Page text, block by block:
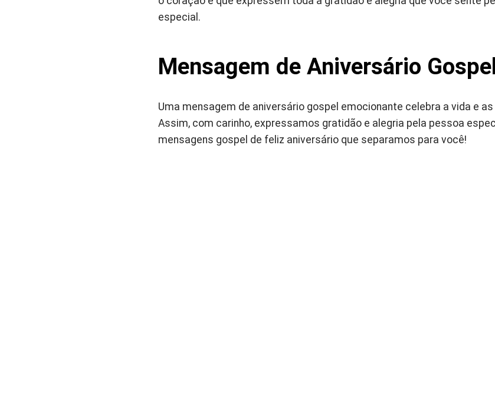
especial.
Mensagem de Aniversário
Uma mensagem de aniversário gospel emocionante celebra a vida e
Assim, com carinho, expressamos gratidão e alegria pela pessoa
mensagens gospel de feliz aniversário que separamos para você!